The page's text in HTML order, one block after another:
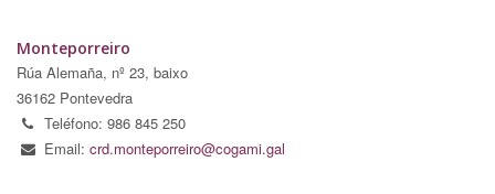
Monteporreiro
Rúa Alemaña, nº 23, baixo
36162 Pontevedra
Teléfono: 986 845 250
Email: crd.monteporreiro@cogami.gal